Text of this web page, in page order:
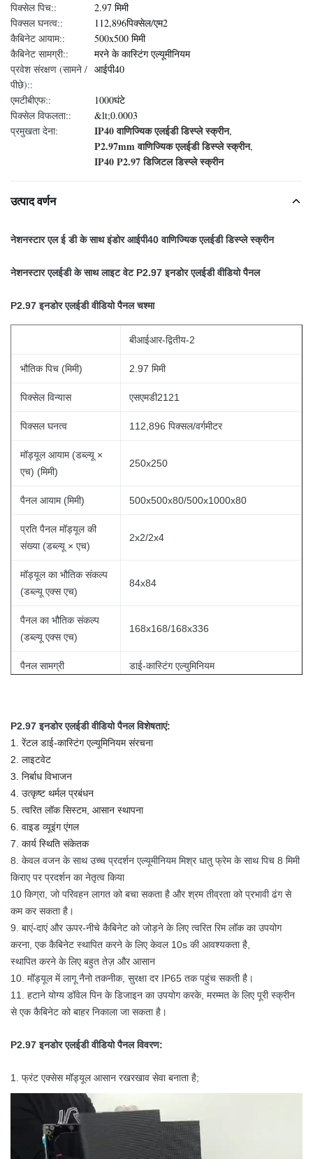
पिक्सेल पिच::
2.97 मिमी
पिक्सल घनत्व::
112,896पिक्सेल/एम2
कैबिनेट आयाम::
500x500 मिमी
कैबिनेट सामग्री::
मरने के कास्टिंग एल्यूमीनियम
प्रवेश संरक्षण (सामने /
पीछे)::
आईपी40
एमटीबीएफ::
1000घंटे
पिक्सेल विफलता::
&lt;0.0003
प्रमुखता देना:
IP40 वाणिज्यिक एलईडी डिस्प्ले स्क्रीन,
P2.97mm वाणिज्यिक एलईडी डिस्प्ले स्क्रीन,
IP40 P2.97 डिजिटल डिस्प्ले स्क्रीन
उत्पाद वर्णन
नेशनस्टार एल ई डी के साथ इंडोर आईपी40 वाणिज्यिक एलईडी डिस्प्ले स्क्रीन
नेशनस्टार एलईडी के साथ लाइट वेट P2.97 इनडोर एलईडी वीडियो पैनल
P2.97 इनडोर एलईडी वीडियो पैनल चश्मा
बीआईआर-द्वितीय-2
भौतिक पिच (मिमी) 2.97 मिमी
पिक्सेल विन्यास एसएमडी2121
पिक्सल घनत्व 112,896 पिक्सल/वर्गमीटर
मॉड्यूल आयाम (डब्ल्यू ×
एच) (मिमी)
250x250
पैनल आयाम (मिमी) 500x500x80/500x1000x80
प्रति पैनल मॉड्यूल की
संख्या (डब्ल्यू × एच)
2x2/2x4
मॉड्यूल का भौतिक संकल्प
(डब्ल्यू एक्स एच)
84x84
पैनल का भौतिक संकल्प
(डब्ल्यू एक्स एच)
168x168/168x336
पैनल सामग्री डाई-कास्टिंग एल्युमिनियम
ग्रे स्केल 16 बिट
इसके विपरीत अनुपात
औसत बिजली की खपत 400 डब्ल्यू /
अधिकतम बिजली खपत
ऑपरेटिंग तापमान/आर्द्रता -10 डिग्री -60 ℃ / 10% -60%
भंडारण अस्थायी / आर्द्रता -30 डिग्री -60 ℃ / 10% -60%
ताज़ा करने की दर >1,920 हर्ट्ज
चमक ≥1,200निट्स
क्षैतिज देखने का कोण 160°
लंबवत देखने का कोण 140°
अपेक्षित जीवनकाल 100,000 बजे
P2.97 इनडोर एलईडी वीडियो पैनल विशेषताएं:
1. रेंटल डाई-कास्टिंग एल्यूमिनियम संरचना
2. लाइटवेट
3. निर्बाध विभाजन
4. उत्कृष्ट थर्मल प्रबंधन
5. त्वरित लॉक सिस्टम, आसान स्थापना
6. वाइड व्यूइंग एंगल
7. कार्य स्थिति संकेतक
8. केवल वजन के साथ उच्च प्रदर्शन एल्यूमीनियम मिश्र धातु फ्रेम के साथ पिच 8 मिमी
किराए पर प्रदर्शन का नेतृत्व किया
10 किग्रा, जो परिवहन लागत को बचा सकता है और श्रम तीव्रता को प्रभावी ढंग से
कम कर सकता है।
9. बाएं-दाएं और ऊपर-नीचे कैबिनेट को जोड़ने के लिए त्वरित रिम लॉक का उपयोग
करना, एक कैबिनेट स्थापित करने के लिए केवल 10s की आवश्यकता है,
स्थापित करने के लिए बहुत तेज़ और आसान
10. मॉड्यूल में लागू नैनो तकनीक, सुरक्षा दर IP65 तक पहुंच सकती है।
11. हटाने योग्य डॉवेल पिन के डिजाइन का उपयोग करके, मरम्मत के लिए पूरी स्क्रीन
से एक कैबिनेट को बाहर निकाला जा सकता है।
P2.97 इनडोर एलईडी वीडियो पैनल विवरण:
1. फ्रंट एक्सेस मॉड्यूल आसान रखरखाव सेवा बनाता है;